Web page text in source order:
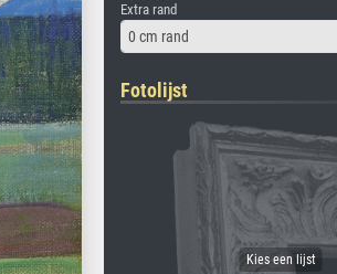
Extra rand
0 cm rand
Fotolijst